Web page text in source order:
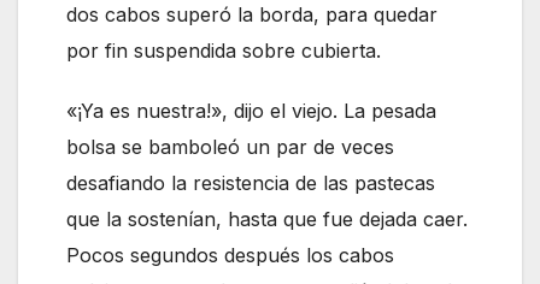
dos cabos superó la borda, para quedar
por fin suspendida sobre cubierta.
«¡Ya es nuestra!», dijo el viejo. La pesada
bolsa se bamboleó un par de veces
desafiando la resistencia de las pastecas
que la sostenían, hasta que fue dejada caer.
Pocos segundos después los cabos